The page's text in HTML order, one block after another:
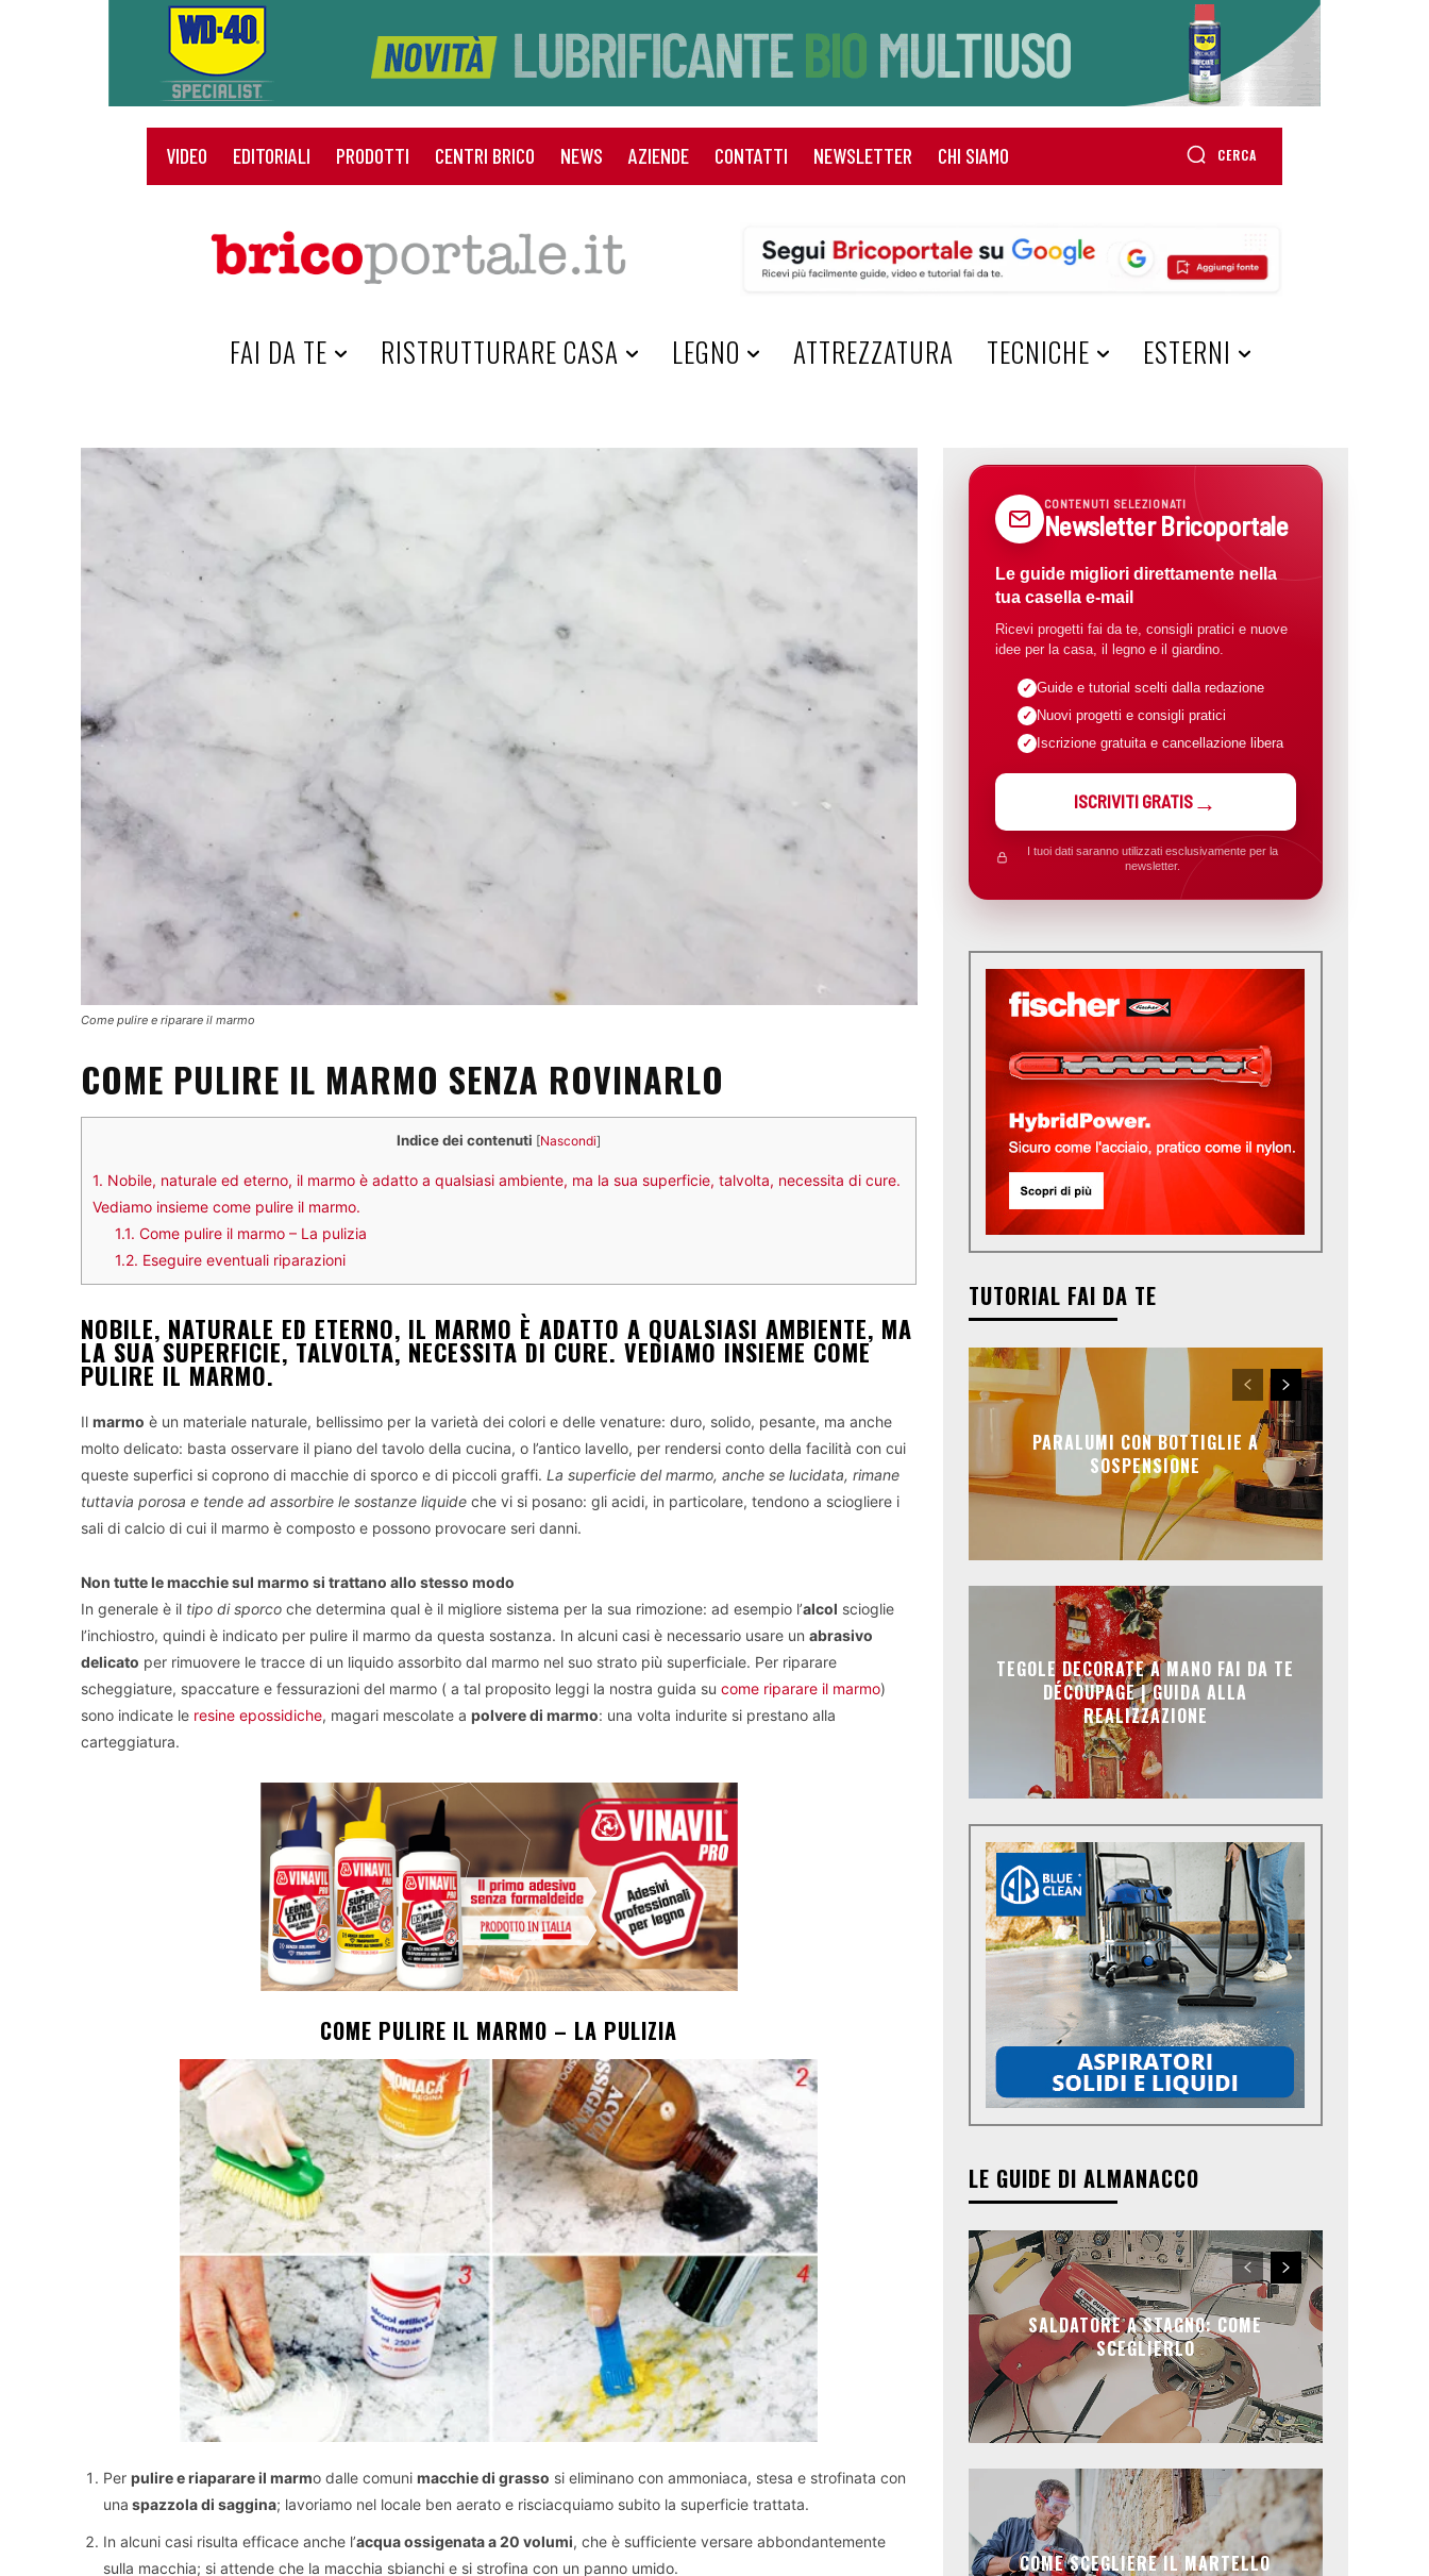
VIDEO EDITORIALI PRODOTTI CENTRI BRICO NEWS AZIENDE CONTATTI NEWSLETTER CHI SIAMO CERCA
HOME
FAI DA TE RISTRUTTURARE CASA LEGNO ATTREZZATURA TECNICHE ESTERNI
Come pulire e riparare il marmo
COME PULIRE IL MARMO SENZA ROVINARLO
Indice dei contenuti [Nascondi]
1. Nobile, naturale ed eterno, il marmo è adatto a qualsiasi ambiente, ma la sua superficie, talvolta, necessita di cure.
Vediamo insieme come pulire il marmo.
1.1. Come pulire il marmo – La pulizia
1.2. Eseguire eventuali riparazioni
NOBILE, NATURALE ED ETERNO, IL MARMO È ADATTO A QUALSIASI AMBIENTE, MA
LA SUA SUPERFICIE, TALVOLTA, NECESSITA DI CURE. VEDIAMO INSIEME COME
PULIRE IL MARMO.
Il marmo è un materiale naturale, bellissimo per la varietà dei colori e delle venature: duro, solido, pesante, ma anche
molto delicato: basta osservare il piano del tavolo della cucina, o l’antico lavello, per rendersi conto della facilità con cui
queste superfici si coprono di macchie di sporco e di piccoli graffi. La superficie del marmo, anche se lucidata, rimane
tuttavia porosa e tende ad assorbire le sostanze liquide che vi si posano: gli acidi, in particolare, tendono a sciogliere i
sali di calcio di cui il marmo è composto e possono provocare seri danni.
Non tutte le macchie sul marmo si trattano allo stesso modo
In generale è il tipo di sporco che determina qual è il migliore sistema per la sua rimozione: ad esempio l’alcol scioglie
l’inchiostro, quindi è indicato per pulire il marmo da questa sostanza. In alcuni casi è necessario usare un abrasivo
delicato per rimuovere le tracce di un liquido assorbito dal marmo nel suo strato più superficiale. Per riparare
scheggiature, spaccature e fessurazioni del marmo ( a tal proposito leggi la nostra guida su come riparare il marmo)
sono indicate le resine epossidiche, magari mescolate a polvere di marmo: una volta indurite si prestano alla
carteggiatura.
COME PULIRE IL MARMO – LA PULIZIA
Per pulire e riaparare il marmo dalle comuni macchie di grasso si eliminano con ammoniaca, stesa e strofinata con
una spazzola di saggina; lavoriamo nel locale ben aerato e risciacquiamo subito la superficie trattata.
In alcuni casi risulta efficace anche l’acqua ossigenata a 20 volumi, che è sufficiente versare abbondantemente
sulla macchia; si attende che la macchia sbianchi e si strofina con un panno umido.
CONTENUTI SELEZIONATI
Newsletter Bricoportale
Le guide migliori direttamente nella
tua casella e-mail
Ricevi progetti fai da te, consigli pratici e nuove
idee per la casa, il legno e il giardino.
Guide e tutorial scelti dalla redazione
Nuovi progetti e consigli pratici
Iscrizione gratuita e cancellazione libera
ISCRIVITI GRATIS
I tuoi dati saranno utilizzati esclusivamente per la
newsletter.
TUTORIAL FAI DA TE
PARALUMI CON BOTTIGLIE A
SOSPENSIONE
TEGOLE DECORATE A MANO FAI DA TE
DÉCOUPAGE | GUIDA ALLA
REALIZZAZIONE
LE GUIDE DI ALMANACCO
SALDATORE A STAGNO: COME
SCEGLIERLO
COME SCEGLIERE IL MARTELLO